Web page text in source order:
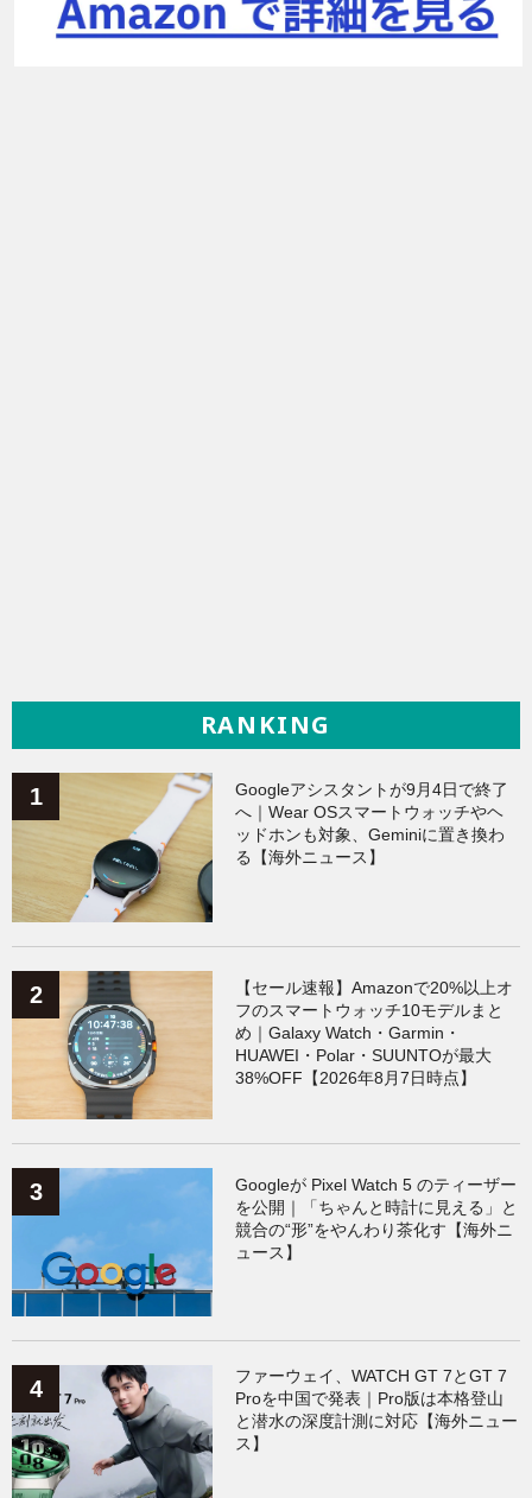
RANKING
Googleアシスタントが9月4日で終了
へ｜Wear OSスマートウォッチやヘ
ッドホンも対象、Geminiに置き換わ
る【海外ニュース】
【セール速報】Amazonで20%以上オ
フのスマートウォッチ10モデルまと
め｜Galaxy Watch・Garmin・
HUAWEI・Polar・SUUNTOが最大
38%OFF【2026年8月7日時点】
Googleが Pixel Watch 5 のティーザー
を公開｜「ちゃんと時計に見える」と
競合の“形”をやんわり茶化す【海外ニ
ュース】
ファーウェイ、WATCH GT 7とGT 7
Proを中国で発表｜Pro版は本格登山
と潜水の深度計測に対応【海外ニュー
ス】